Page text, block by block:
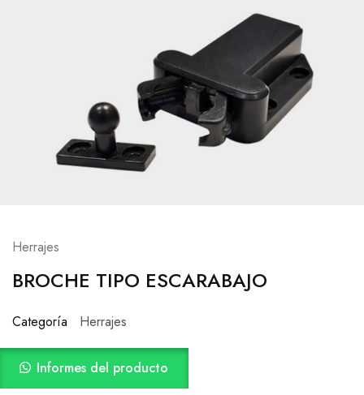
Herrajes
BROCHE TIPO ESCARABAJO
Categoría Herrajes
Informes del producto